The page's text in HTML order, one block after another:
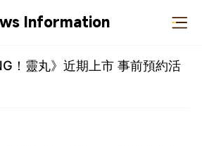
Information
！靈丸》近期上市 事前預約活